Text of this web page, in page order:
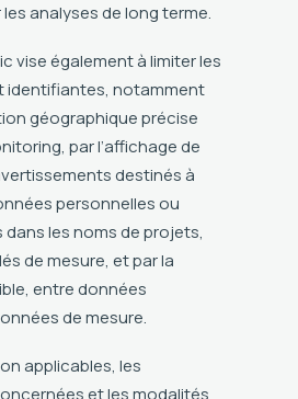
analyses de long terme.
vise également à limiter les
identifiantes, notamment
géographique précise
par l’affichage de
destinés à
personnelles ou
les noms de projets,
de mesure, et par la
entre données
de mesure.
applicables, les
et les modalités